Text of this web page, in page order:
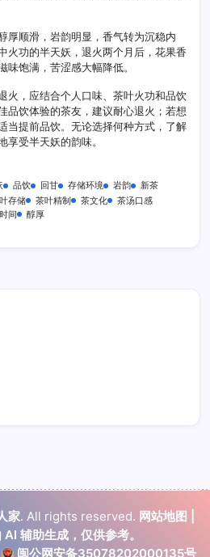
厚顺滑，岩韵明显，香气转为沉稳内
火功的半天妖，退火两个月后，花果香
味饱满，苦涩感大幅降低。
火，应结合个人口味、茶叶火功和品饮
品饮体验的茶友，建议耐心退火；若想
当提前品饮。无论选择何种方式，了解
享受半天妖的韵味。
品饮 回甘 存储环境 岩韵
新茶
存储 茶叶精制 茶文化
茶汤口感
间 醇厚
家. All rights reserved. 网站地图
辅助生成，仅供参考。
闽公网安备35078202000135号